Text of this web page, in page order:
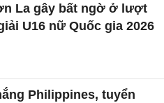
La gây bất ngờ ở lượt
U16 nữ Quốc gia 2026
Philippines, tuyển